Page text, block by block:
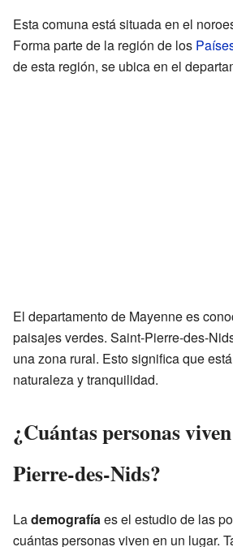
Esta comuna está situada en el
Forma parte de la región de los
de esta región, se ubica en el
El departamento de Mayenne es
paisajes verdes. Saint-Pierre-des-
una zona rural. Esto significa que
naturaleza y tranquilidad.
¿Cuántas personas
Pierre-des-Nids?
Lademografíaes el estudio de las
cuántas personas viven en un lugar.